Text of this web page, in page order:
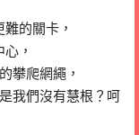
的關卡，
，
攀爬網繩，
我們沒有慧根？呵